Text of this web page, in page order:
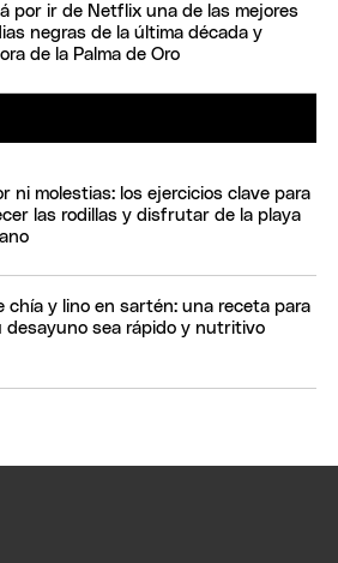
por ir de Netflix una de las mejores
negras de la última década y
de la Palma de Oro
ni molestias: los ejercicios clave para
las rodillas y disfrutar de la playa
chía y lino en sartén: una receta para
desayuno sea rápido y nutritivo